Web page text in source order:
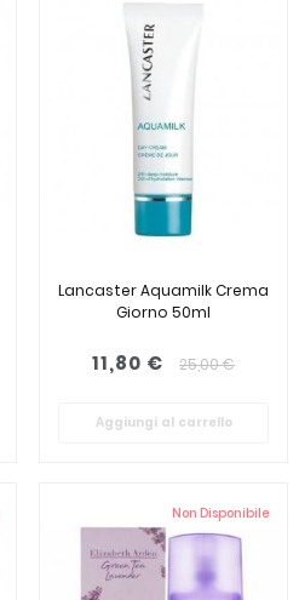
Lancaster Aquamilk Crema
Giorno 50ml
11,80 € 25,00 €
Aggiungi al carrello
Non Disponibile